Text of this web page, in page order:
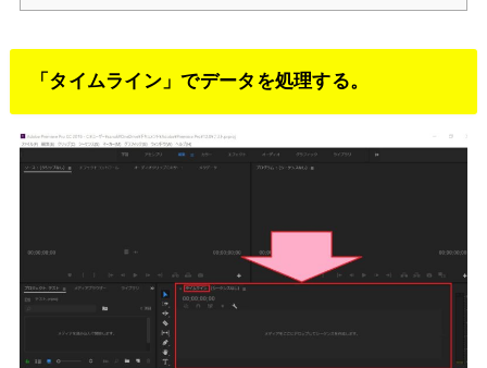
「タイムライン」でデータを処理する。